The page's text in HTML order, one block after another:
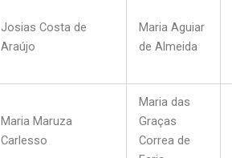
Josias Costa de
Araújo
Maria Aguiar
de Almeida
Maria Maruza
Carlesso
Maria das
Graças
Correa de